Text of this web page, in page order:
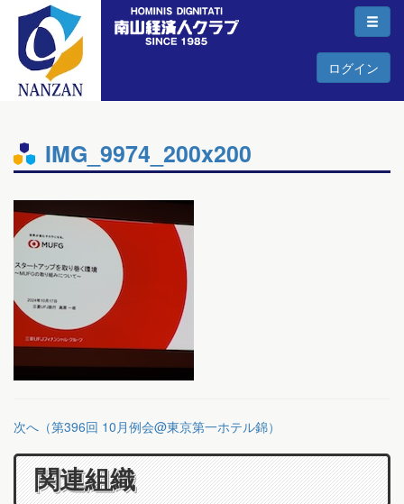
ログイン
IMG_9974_200x200
次へ（第396回 10月例会@東京第一ホテル錦）
関連組織